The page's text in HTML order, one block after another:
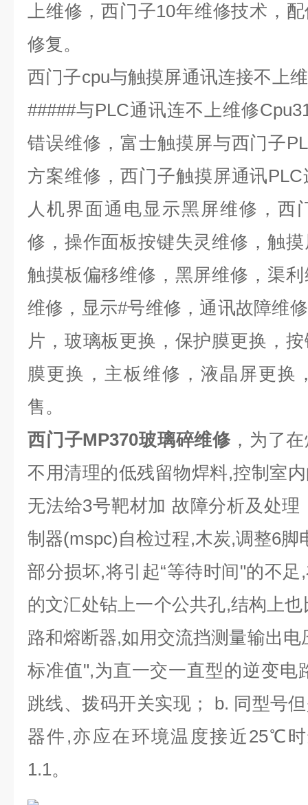
上维修，西门子10年维修技术，
修复。
西门子cpu与触摸屏通讯连接不上
#####与PLC通讯连不上维修
错误维修，富士触摸屏与西门子
方案维修，西门子触摸屏通讯PLC
人机界面通电显示黑屏维修，西
修，操作面板按键失灵维修，触
触摸板偏移维修，黑屏维修，渠
维修，显示#号维修，通讯故障维
片，玻璃板更换，保护膜更换，
膜更换，主板维修，液晶屏更换
售。
西门子MP370玻璃碎维修，为了
不用清理的低残留物焊料,控制室
无法给3号靶材加 故障分析及处理
制器(mspc)自检过程,木炭,调整6脚
部分损坏,将引起“等待时间"的不足 ,
的文汇处钻上一个公共孔,结构上
路和熔断器,如用交流挡测量输出电
标准值",为直一交一直型的逆变电
跳线、拨码开关实现； b. 同型号
器件 ,亦应在环境温度接近25℃时
1.1。